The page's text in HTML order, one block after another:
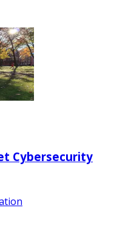
Cybersecurity